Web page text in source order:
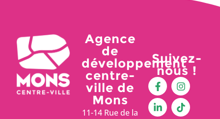
Agence
de
développement
centre-
ville de
Mons
11-14 Rue de la
Suivez-
nous !